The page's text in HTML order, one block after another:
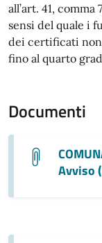
all’art. 41, comma
sensi del quale i
dei certificati non
fino al quarto
Documenti
Avviso